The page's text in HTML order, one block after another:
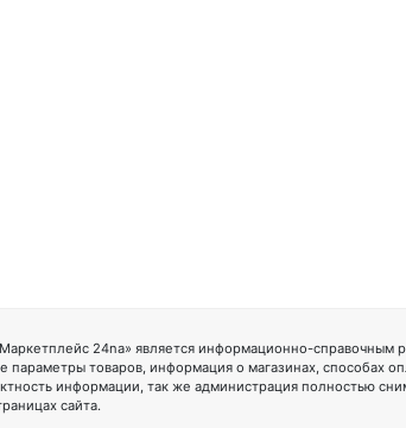
24na» является информационно-справочным
параметры товаров, информация о магазинах, способах
информации, так же администрация полностью
сайта.